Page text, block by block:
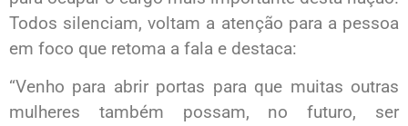
Todos silenciam, voltam a atenção para a pessoa
em foco que retoma a fala e destaca:
“Venho para abrir portas para que muitas outras
mulheres também possam, no futuro, ser